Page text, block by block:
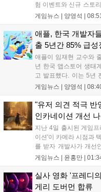
험 이벤트와 신규 스토
스트와 15인 협동 토벌
예정이다. 이번 업데이
콘텐츠를 즐길 수 있게 되
게임뉴스 | 양영석
애플, 한국 개발자
출 5년간 85% 급성
애플이 임재현 교수와
년 한국 앱스토어 생태
고 발표했다. 이는 5년
90% 이상은 수수료가
장에서도 큰 성과를 거
성장을 지속적으로 지원
게임뉴스 | 양영석
"유저 의견 적극 반
인카네이션 개선
지난 4일 출시된 게임
이션'이 카메라 시점과
를 받자 개발사가 개선
를 통해 1주일 이내에
유저 피드백을 적극 수
치가 게임의 평가를 반
게임뉴스 | 윤홍만
실사 영화 '프레디
게리 도버먼 합류